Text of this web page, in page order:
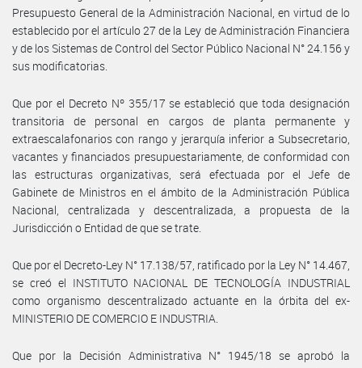
Presupuesto General de la Administración Nacional, en virtud de lo
establecido por el artículo 27 de la Ley de Administración Financiera
y de los Sistemas de Control del Sector Público Nacional N° 24.156 y
sus modificatorias.
Que por el Decreto Nº 355/17 se estableció que toda designación
transitoria de personal en cargos de planta permanente y
extraescalafonarios con rango y jerarquía inferior a Subsecretario,
vacantes y financiados presupuestariamente, de conformidad con
las estructuras organizativas, será efectuada por el Jefe de
Gabinete de Ministros en el ámbito de la Administración Pública
Nacional, centralizada y descentralizada, a propuesta de la
Jurisdicción o Entidad de que se trate.
Que por el Decreto-Ley N° 17.138/57, ratificado por la Ley N° 14.467,
se creó el INSTITUTO NACIONAL DE TECNOLOGÍA INDUSTRIAL
como organismo descentralizado actuante en la órbita del ex-
MINISTERIO DE COMERCIO E INDUSTRIA.
Que por la Decisión Administrativa N° 1945/18 se aprobó la